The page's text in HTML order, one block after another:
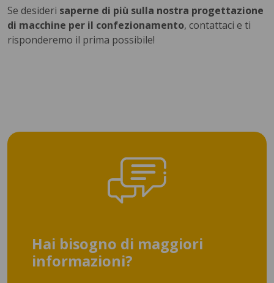
Se desideri saperne di più sulla nostra progettazione
di macchine per il confezionamento, contattaci e ti
risponderemo il prima possibile!
Hai bisogno di maggiori
informazioni?